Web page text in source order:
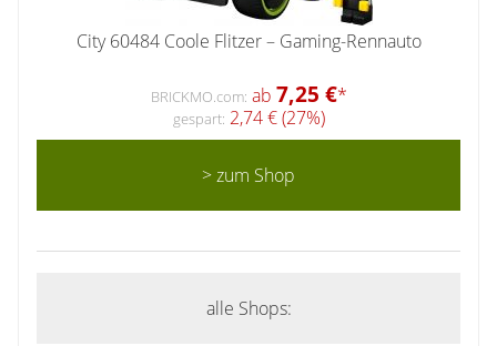
City 60484 Coole Flitzer – Gaming-Rennauto
BRICKMO.com: ab 7,25 €*
gespart: 2,74 € (27%)
> zum Shop
alle Shops: